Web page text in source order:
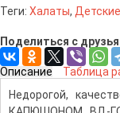
Теги: Халаты,
Поделиться с
Описание Таблица
Недорогой,